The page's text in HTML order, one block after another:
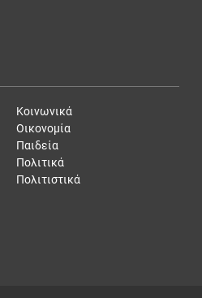
Κοινωνικά
Οικονομία
Παιδεία
Πολιτικά
Πολιτιστικά